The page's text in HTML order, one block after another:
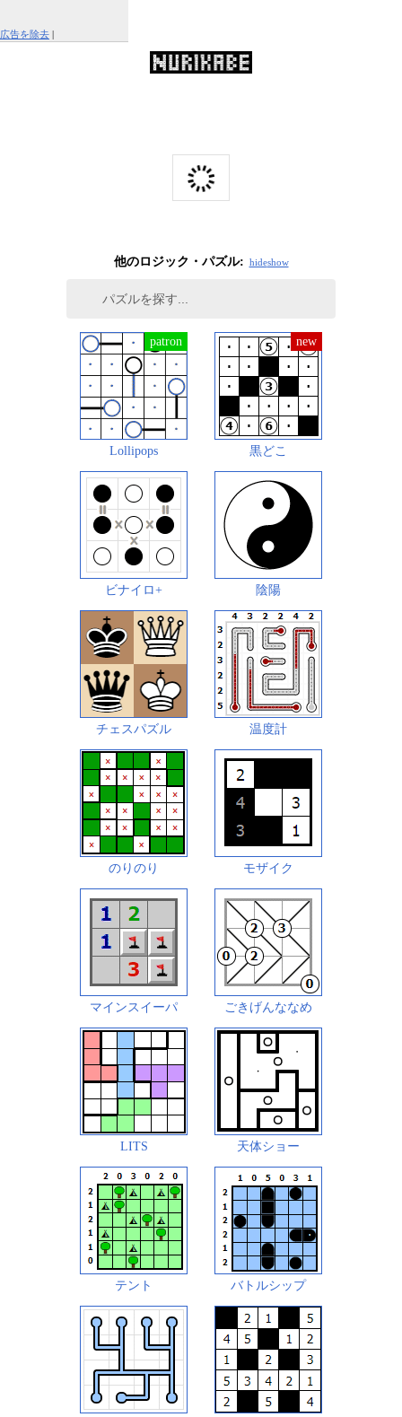
広告を除去 |
他のロジック・パズル: hideshow
Lollipops 黒どこ
ビナイロ+ 陰陽
チェスパズル 温度計
のりのり モザイク
マインスイーパ ごきげんななめ
LITS 天体ショー
テント バトルシップ